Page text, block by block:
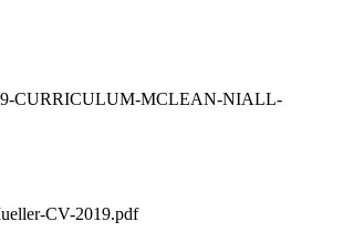
CURRICULUM-MCLEAN-NIALL-
CV-2019.pdf